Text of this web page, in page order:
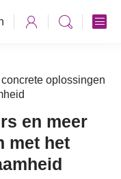
oplossingen
en meer
met het